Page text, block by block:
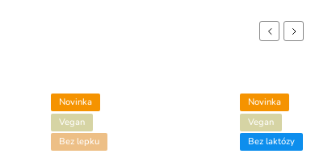
Previous
Novinka
Vegan
Bez lepku
Novinka
Vegan
Bez laktózy
Next